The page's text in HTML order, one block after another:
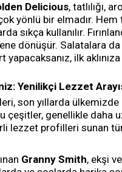
Delicious, tatlılığı,
yönlü bir elmadır.
sıkça kullanılır.
dönüşür. Salatalara da
ilk
Yenilikçi Lezzet
son yıllarda
çeşitler, genellikle daha
lezzet profilleri sunan
Granny Smith, ekşi